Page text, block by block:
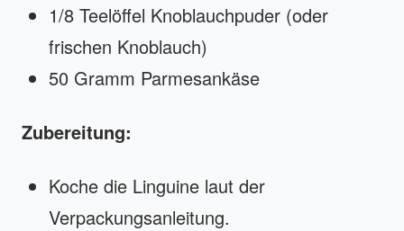
1/8 Teelöffel Knoblauchpuder (oder
frischen Knoblauch)
50 Gramm Parmesankäse
Zubereitung:
Koche die Linguine laut der
Verpackungsanleitung.